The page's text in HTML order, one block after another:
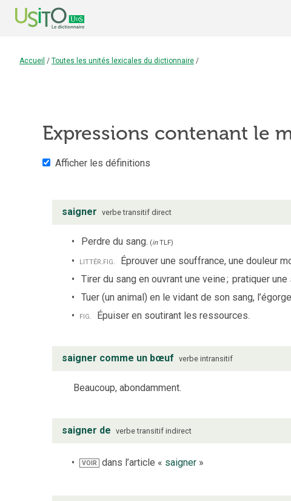
Accueil / Toutes les unités lexicales du dictionnaire /
Expressions contenant le
Afficher les définitions
saigner verbe transitif direct
Perdre du sang. (inTLF)
littér.fig. Éprouver une souffrance, une douleur
Tirer du sang en ouvrant une veine; pratiquer une
Tuer (un animal) en le vidant de son sang,
fig. Épuiser en soutirant les ressources.
saigner comme un bœuf verbe intransitif
Beaucoup, abondamment.
saigner de verbe transitif indirect
VOIR dans l’article « saigner »